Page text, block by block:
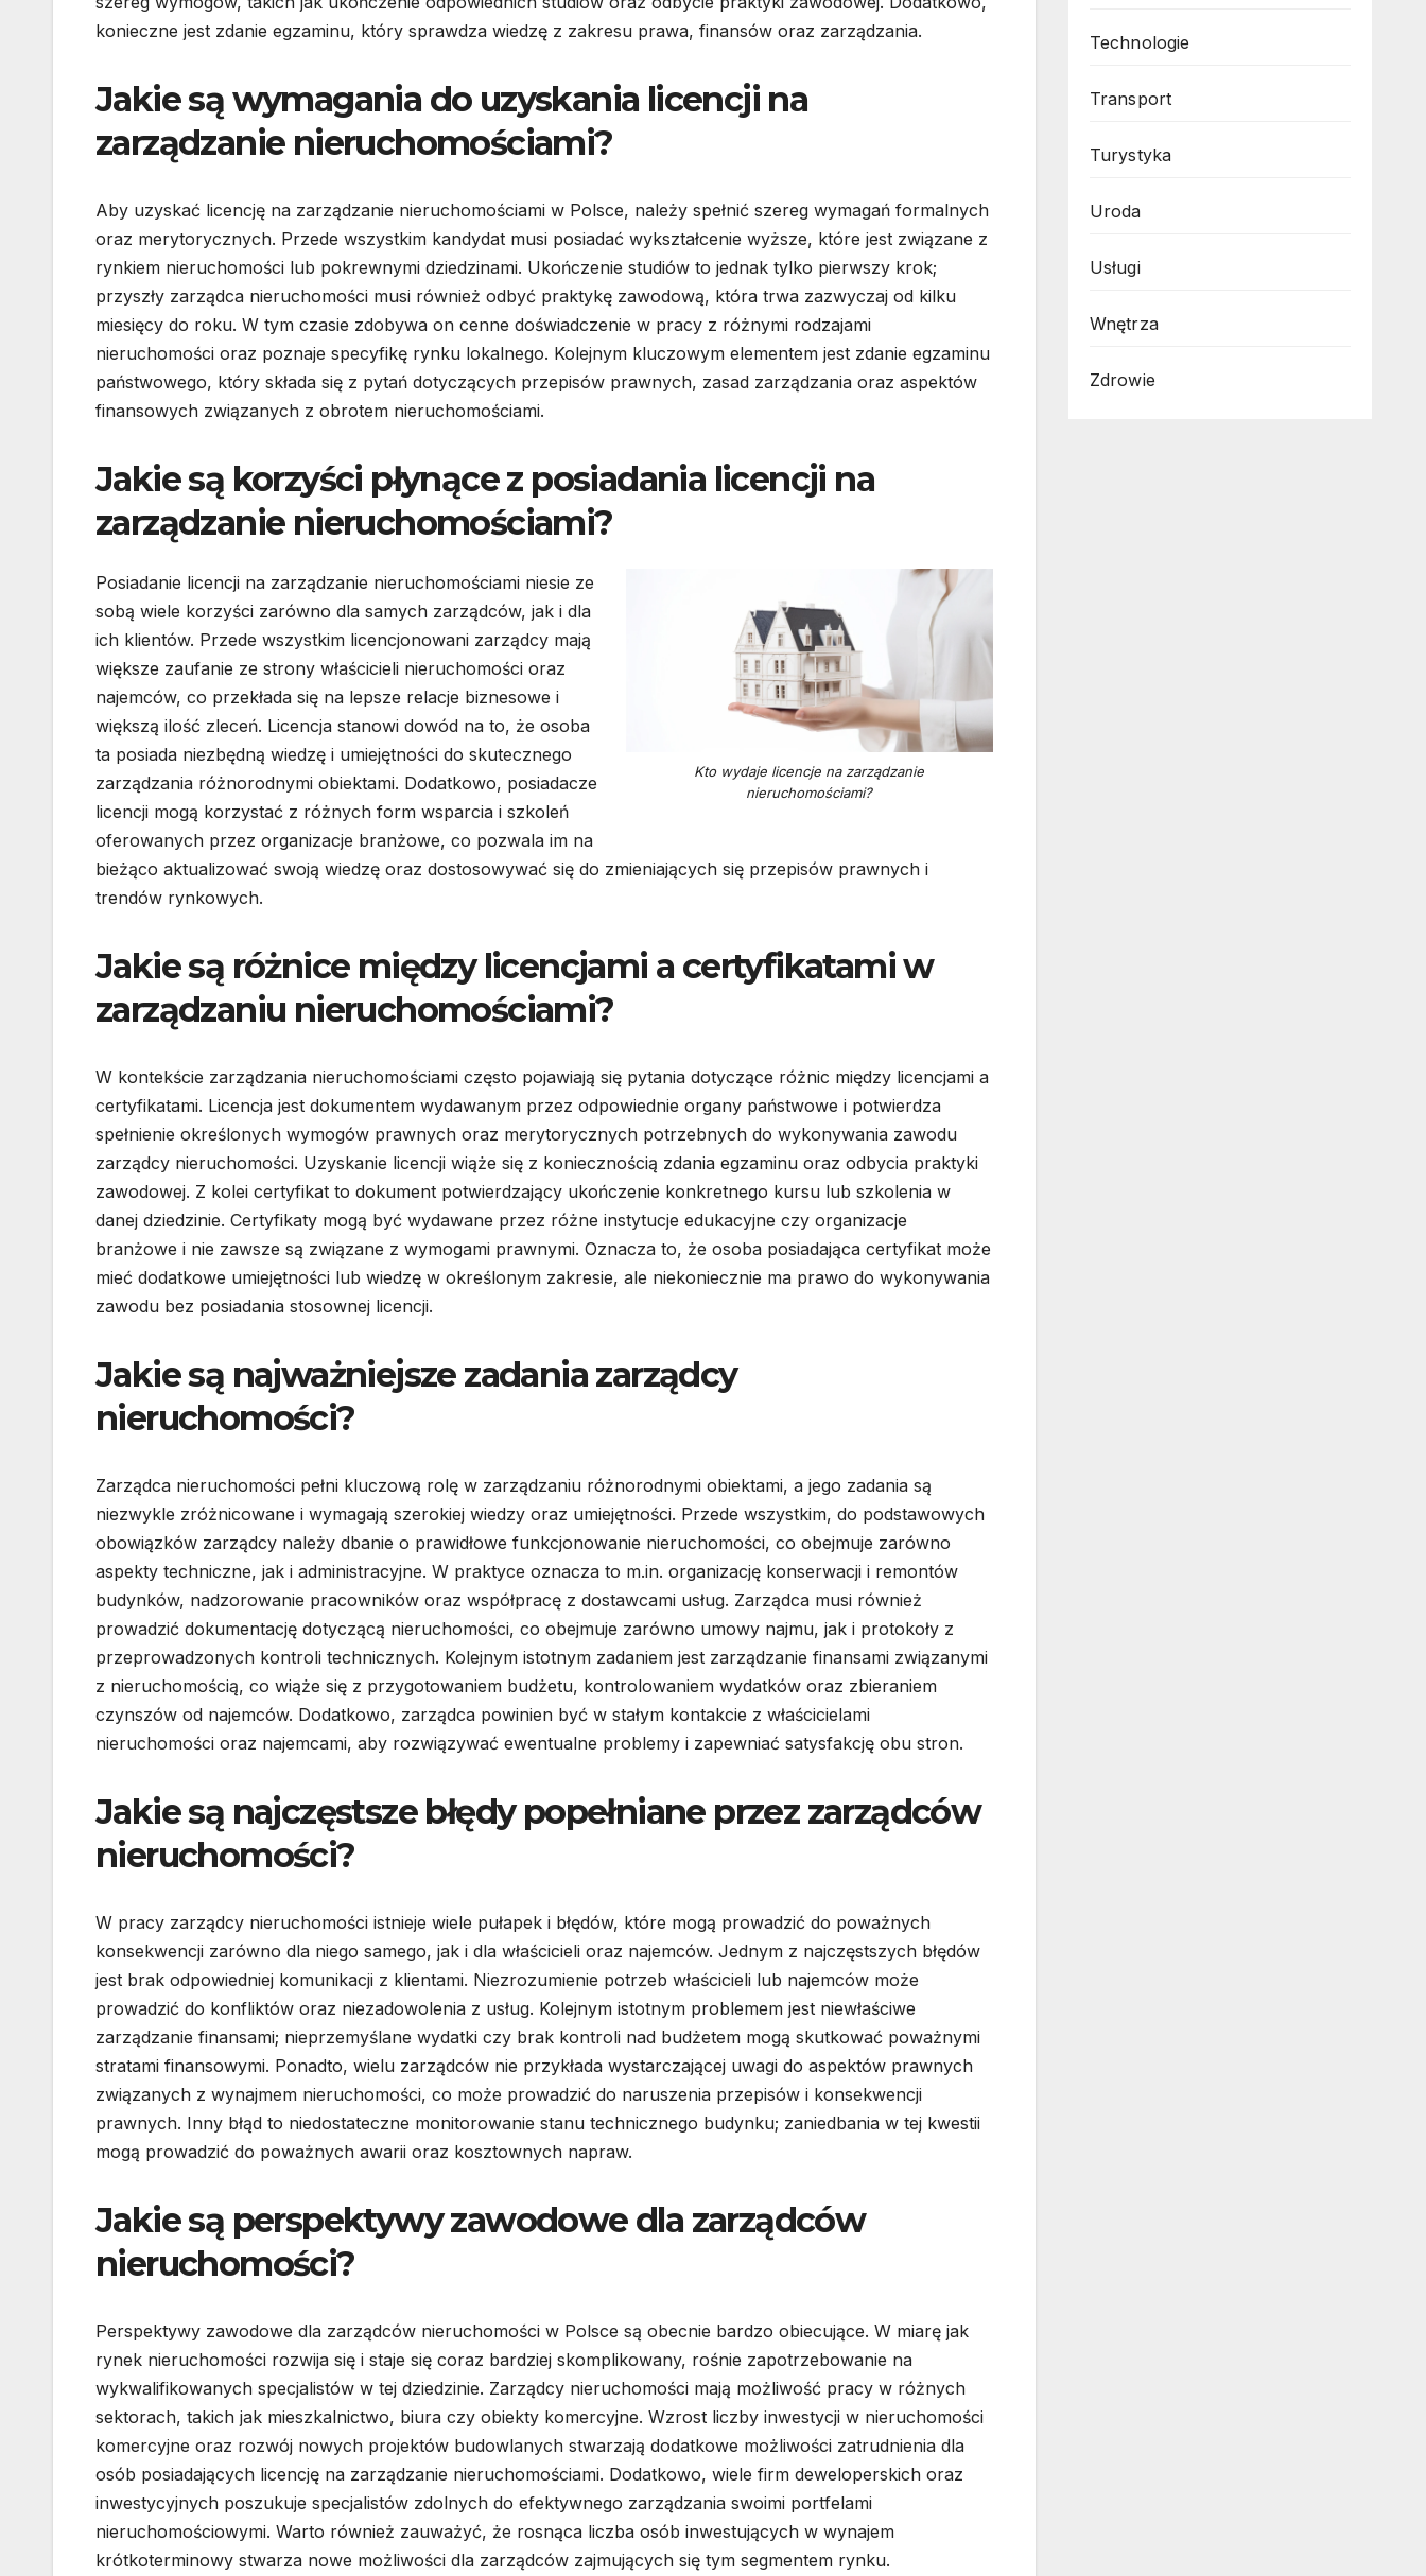
konieczne jest zdanie egzaminu, który sprawdza wiedzę z zakresu prawa, finansów oraz zarządzania.
Jakie są wymagania do uzyskania licencji na
zarządzanie nieruchomościami?
Aby uzyskać licencję na zarządzanie nieruchomościami w Polsce, należy spełnić szereg wymagań formalnych
oraz merytorycznych. Przede wszystkim kandydat musi posiadać wykształcenie wyższe, które jest związane z
rynkiem nieruchomości lub pokrewnymi dziedzinami. Ukończenie studiów to jednak tylko pierwszy krok;
przyszły zarządca nieruchomości musi również odbyć praktykę zawodową, która trwa zazwyczaj od kilku
miesięcy do roku. W tym czasie zdobywa on cenne doświadczenie w pracy z różnymi rodzajami
nieruchomości oraz poznaje specyfikę rynku lokalnego. Kolejnym kluczowym elementem jest zdanie egzaminu
państwowego, który składa się z pytań dotyczących przepisów prawnych, zasad zarządzania oraz aspektów
finansowych związanych z obrotem nieruchomościami.
Jakie są korzyści płynące z posiadania licencji na
zarządzanie nieruchomościami?
Kto wydaje licencje na zarządzanie
nieruchomościami?
Posiadanie licencji na zarządzanie nieruchomościami niesie ze
sobą wiele korzyści zarówno dla samych zarządców, jak i dla
ich klientów. Przede wszystkim licencjonowani zarządcy mają
większe zaufanie ze strony właścicieli nieruchomości oraz
najemców, co przekłada się na lepsze relacje biznesowe i
większą ilość zleceń. Licencja stanowi dowód na to, że osoba
ta posiada niezbędną wiedzę i umiejętności do skutecznego
zarządzania różnorodnymi obiektami. Dodatkowo, posiadacze
licencji mogą korzystać z różnych form wsparcia i szkoleń
oferowanych przez organizacje branżowe, co pozwala im na
bieżąco aktualizować swoją wiedzę oraz dostosowywać się do zmieniających się przepisów prawnych i
trendów rynkowych.
Jakie są różnice między licencjami a certyfikatami w
zarządzaniu nieruchomościami?
W kontekście zarządzania nieruchomościami często pojawiają się pytania dotyczące różnic między licencjami a
certyfikatami. Licencja jest dokumentem wydawanym przez odpowiednie organy państwowe i potwierdza
spełnienie określonych wymogów prawnych oraz merytorycznych potrzebnych do wykonywania zawodu
zarządcy nieruchomości. Uzyskanie licencji wiąże się z koniecznością zdania egzaminu oraz odbycia praktyki
zawodowej. Z kolei certyfikat to dokument potwierdzający ukończenie konkretnego kursu lub szkolenia w
danej dziedzinie. Certyfikaty mogą być wydawane przez różne instytucje edukacyjne czy organizacje
branżowe i nie zawsze są związane z wymogami prawnymi. Oznacza to, że osoba posiadająca certyfikat może
mieć dodatkowe umiejętności lub wiedzę w określonym zakresie, ale niekoniecznie ma prawo do wykonywania
zawodu bez posiadania stosownej licencji.
Jakie są najważniejsze zadania zarządcy
nieruchomości?
Zarządca nieruchomości pełni kluczową rolę w zarządzaniu różnorodnymi obiektami, a jego zadania są
niezwykle zróżnicowane i wymagają szerokiej wiedzy oraz umiejętności. Przede wszystkim, do podstawowych
obowiązków zarządcy należy dbanie o prawidłowe funkcjonowanie nieruchomości, co obejmuje zarówno
aspekty techniczne, jak i administracyjne. W praktyce oznacza to m.in. organizację konserwacji i remontów
budynków, nadzorowanie pracowników oraz współpracę z dostawcami usług. Zarządca musi również
prowadzić dokumentację dotyczącą nieruchomości, co obejmuje zarówno umowy najmu, jak i protokoły z
przeprowadzonych kontroli technicznych. Kolejnym istotnym zadaniem jest zarządzanie finansami związanymi
z nieruchomością, co wiąże się z przygotowaniem budżetu, kontrolowaniem wydatków oraz zbieraniem
czynszów od najemców. Dodatkowo, zarządca powinien być w stałym kontakcie z właścicielami
nieruchomości oraz najemcami, aby rozwiązywać ewentualne problemy i zapewniać satysfakcję obu stron.
Jakie są najczęstsze błędy popełniane przez zarządców
nieruchomości?
W pracy zarządcy nieruchomości istnieje wiele pułapek i błędów, które mogą prowadzić do poważnych
konsekwencji zarówno dla niego samego, jak i dla właścicieli oraz najemców. Jednym z najczęstszych błędów
jest brak odpowiedniej komunikacji z klientami. Niezrozumienie potrzeb właścicieli lub najemców może
prowadzić do konfliktów oraz niezadowolenia z usług. Kolejnym istotnym problemem jest niewłaściwe
zarządzanie finansami; nieprzemyślane wydatki czy brak kontroli nad budżetem mogą skutkować poważnymi
stratami finansowymi. Ponadto, wielu zarządców nie przykłada wystarczającej uwagi do aspektów prawnych
związanych z wynajmem nieruchomości, co może prowadzić do naruszenia przepisów i konsekwencji
prawnych. Inny błąd to niedostateczne monitorowanie stanu technicznego budynku; zaniedbania w tej kwestii
mogą prowadzić do poważnych awarii oraz kosztownych napraw.
Jakie są perspektywy zawodowe dla zarządców
nieruchomości?
Perspektywy zawodowe dla zarządców nieruchomości w Polsce są obecnie bardzo obiecujące. W miarę jak
rynek nieruchomości rozwija się i staje się coraz bardziej skomplikowany, rośnie zapotrzebowanie na
wykwalifikowanych specjalistów w tej dziedzinie. Zarządcy nieruchomości mają możliwość pracy w różnych
sektorach, takich jak mieszkalnictwo, biura czy obiekty komercyjne. Wzrost liczby inwestycji w nieruchomości
komercyjne oraz rozwój nowych projektów budowlanych stwarzają dodatkowe możliwości zatrudnienia dla
osób posiadających licencję na zarządzanie nieruchomościami. Dodatkowo, wiele firm deweloperskich oraz
inwestycyjnych poszukuje specjalistów zdolnych do efektywnego zarządzania swoimi portfelami
nieruchomościowymi. Warto również zauważyć, że rosnąca liczba osób inwestujących w wynajem
krótkoterminowy stwarza nowe możliwości dla zarządców zajmujących się tym segmentem rynku.
Technologie
Transport
Turystyka
Uroda
Usługi
Wnętrza
Zdrowie